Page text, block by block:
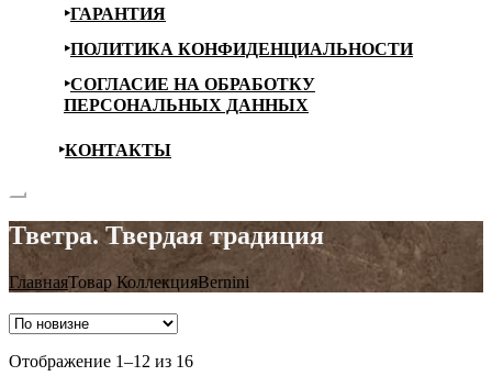
ГАРАНТИЯ
ПОЛИТИКА КОНФИДЕНЦИАЛЬНОСТИ
СОГЛАСИЕ НА ОБРАБОТКУ
ПЕРСОНАЛЬНЫХ ДАННЫХ
КОНТАКТЫ
Тветра. Твердая традиция
ГлавнаяТовар КоллекцияBernini
Ценовой фильтр
Отображение 1–12 из 16Сортировка: